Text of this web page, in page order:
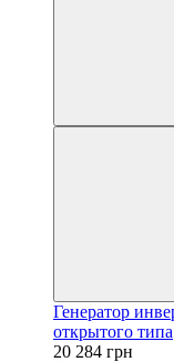
Генератор
открытого типа
20 284 грн